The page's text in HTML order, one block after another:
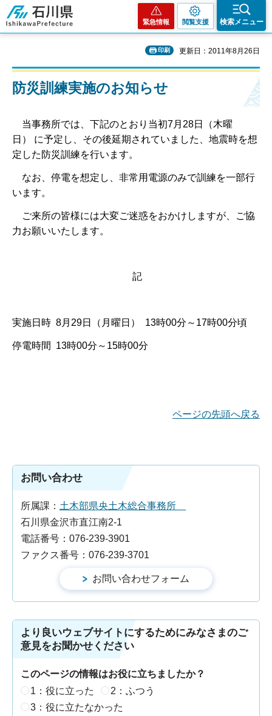
石川県
緊急情報 閲覧支援 検索メニュー
印刷 更新日：2011年8月26日
防災訓練実施のお知らせ
当事務所では、下記のとおり当初7月28日（木曜
日） に予定し、その後延期されていました、地震時を想
定した防災訓練を行います。
なお、停電を想定し、非常用電源のみで訓練を一部行
います。
ご来所の皆様には大変ご迷惑をおかけしますが、ご協
力お願いいたします。
記
実施日時 8月29日（月曜日） 13時00分～17時00分頃
停電時間 13時00分～15時00分
ページの先頭へ戻る
お問い合わせ
所属課： 土木部県央土木総合事務所
石川県金沢市直江南2-1
電話番号：076-239-3901
ファクス番号：076-239-3701
より良いウェブサイトにするためにみなさまのご
意見をお聞かせください
このページの情報はお役に立ちましたか？
1：役に立った
2：ふつう
3：役に立たなかった